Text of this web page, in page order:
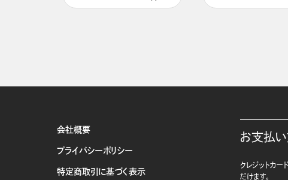
会社概要
プライバシーポリシー
特定商取引に基づく表示
お支払
クレジットカー
だけます。